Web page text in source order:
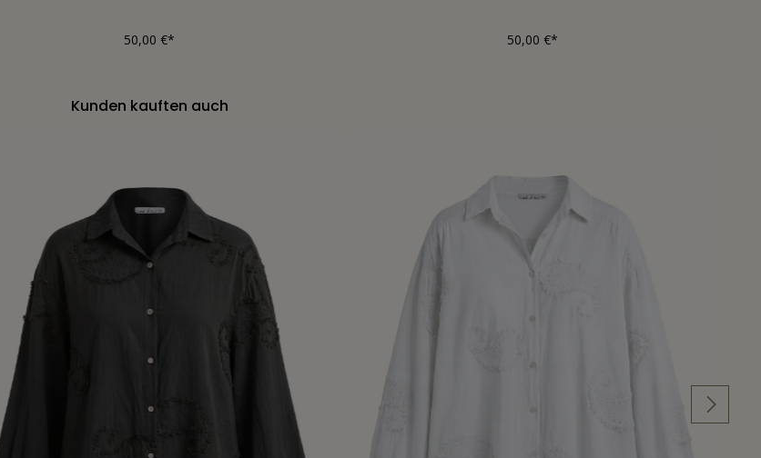
50,00 €* 50,00 €*
Kunden kauften auch